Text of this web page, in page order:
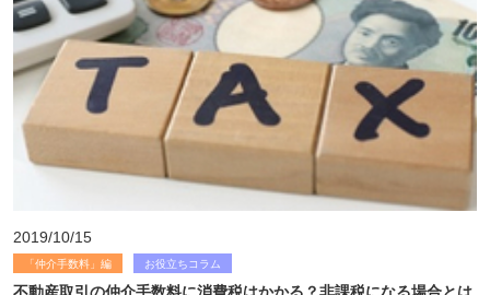
2019/10/15
「仲介手数料」編 お役立ちコラム